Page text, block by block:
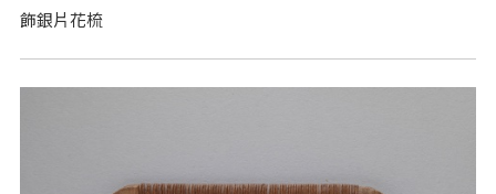
飾銀片花梳